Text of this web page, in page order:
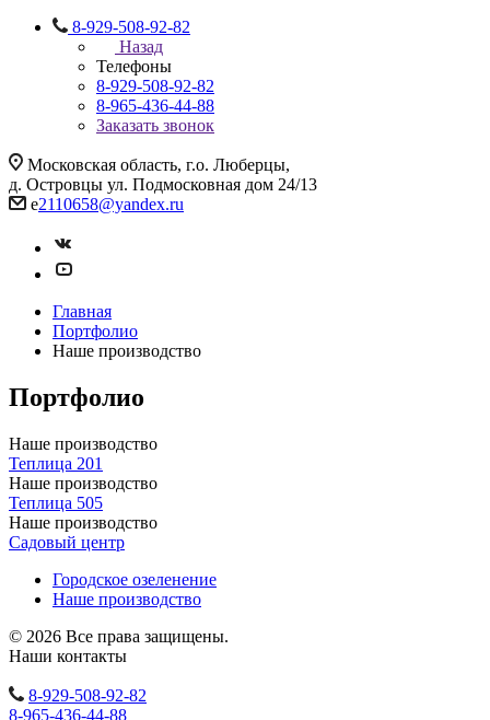
8-929-508-92-82
Назад
Телефоны
8-929-508-92-82
8-965-436-44-88
Заказать звонок
Московская область, г.о. Люберцы,
д. Островцы ул. Подмосковная дом 24/13
e2110658@yandex.ru
Главная
Портфолио
Наше производство
Портфолио
Наше производство
Теплица 201
Наше производство
Теплица 505
Наше производство
Садовый центр
Городское озеленение
Наше производство
© 2026 Все права защищены.
Наши контакты
8-929-508-92-82
8-965-436-44-88